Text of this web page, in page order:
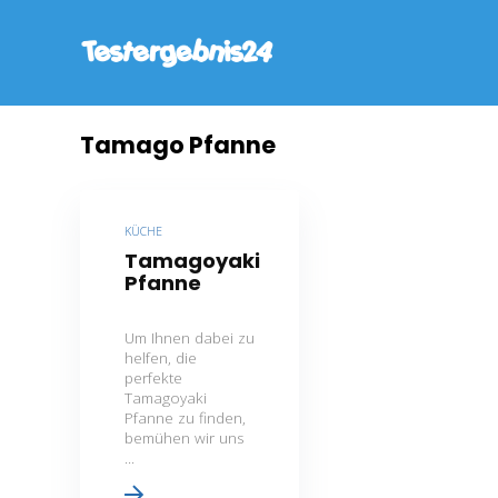
Tamago Pfanne
KÜCHE
Tamagoyaki
Pfanne
Um Ihnen dabei zu
helfen, die
perfekte
Tamagoyaki
Pfanne zu finden,
bemühen wir uns
...